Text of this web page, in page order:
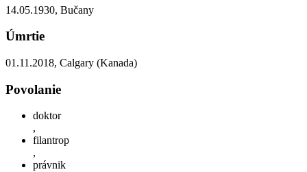
14.05.1930, Bučany
Úmrtie
01.11.2018, Calgary (Kanada)
Povolanie
doktor
,
filantrop
,
právnik